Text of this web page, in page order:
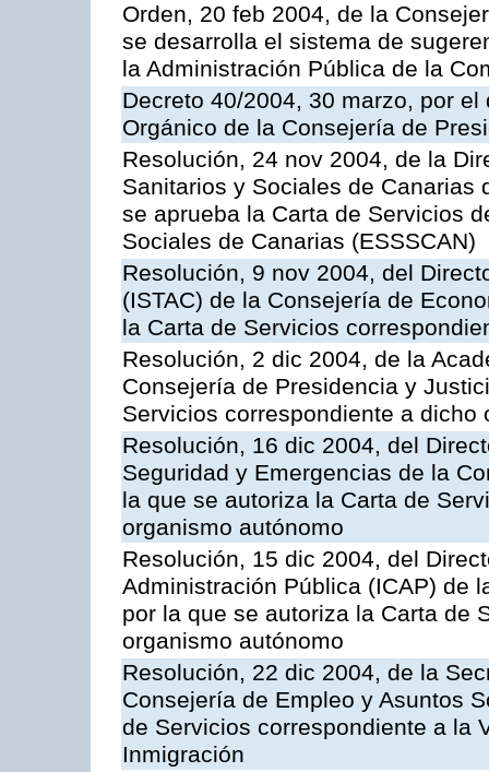
Orden, 20 feb 2004, de la
se desarrolla el sistema de
la Administración Pública de la
Decreto 40/2004, 30 marzo, por
Orgánico de la Consejería de
Resolución, 24 nov 2004, de la
Sanitarios y Sociales de Canarias
se aprueba la Carta de Servicios
Sociales de Canarias (ESSSCAN)
Resolución, 9 nov 2004, del
(ISTAC) de la Consejería de
la Carta de Servicios
Resolución, 2 dic 2004, de la
Consejería de Presidencia y
Servicios correspondiente a dicho
Resolución, 16 dic 2004, del
Seguridad y Emergencias de la
la que se autoriza la Carta de
organismo autónomo
Resolución, 15 dic 2004, del
Administración Pública (ICAP) de
por la que se autoriza la Carta de
organismo autónomo
Resolución, 22 dic 2004, de la
Consejería de Empleo y Asuntos
de Servicios correspondiente a la
Inmigración